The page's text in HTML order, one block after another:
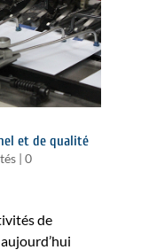
et de qualité
| 0
de